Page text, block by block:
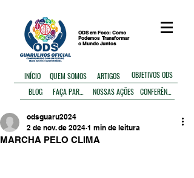
ODS em Foco: Como
Podemos Transformar
o Mundo Juntos
INÍCIO QUEM SOMOS ARTIGOS
OBJETIVOS ODS
BLOG
NOSSAS AÇÕES
MARCHA PELO CLIMA
odsguaru2024
2 de nov. de 2024 1 min de leitura